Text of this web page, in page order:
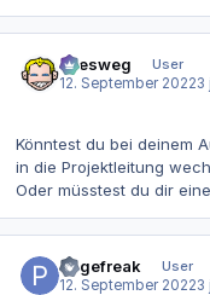
allesweg
User
12. September 20223 j
Könntest du bei deinem
in die Projektleitung
Oder müsstest du dir
Pagefreak
User
12. September 20223 j